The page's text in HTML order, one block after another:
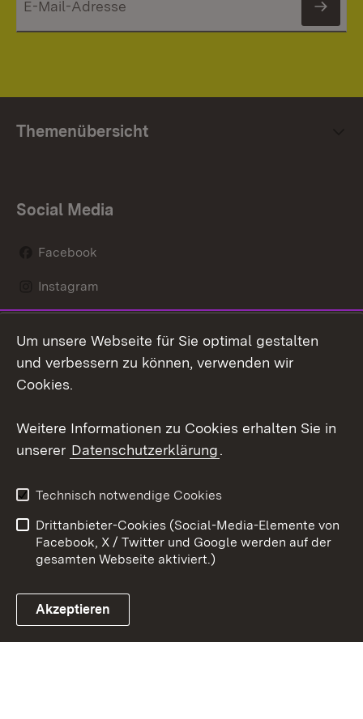
Themenübersicht
Social Media
Facebook
Instagram
Mastodon
Youtube
Link zum Landesportal
Kontakt
Datenschutz
Barrierefreiheit
Impressum Cookies
Um unsere Webseite für Sie optimal gestalten
und verbessern zu können, verwenden wir
Cookies.
Weitere Informationen zu Cookies erhalten Sie in
unserer Datenschutzerklärung.
Technisch notwendige Cookies
Drittanbieter-Cookies (Social-Media-Elemente von
Facebook, X / Twitter und Google werden auf der
gesamten Webseite aktiviert.)
Akzeptieren